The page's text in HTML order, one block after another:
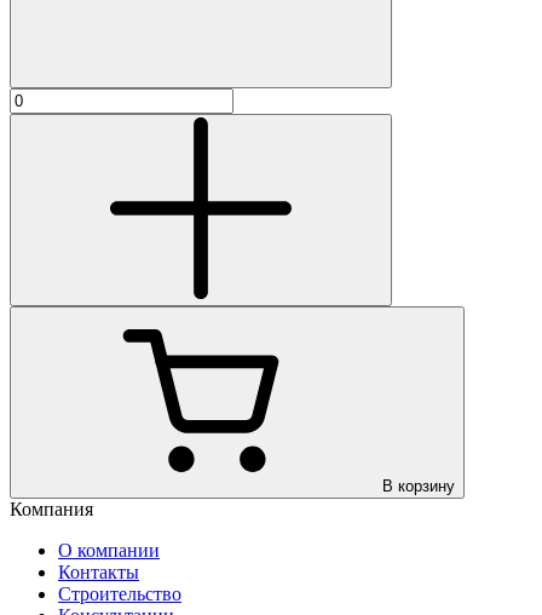
В корзину
Компания
О компании
Контакты
Строительство